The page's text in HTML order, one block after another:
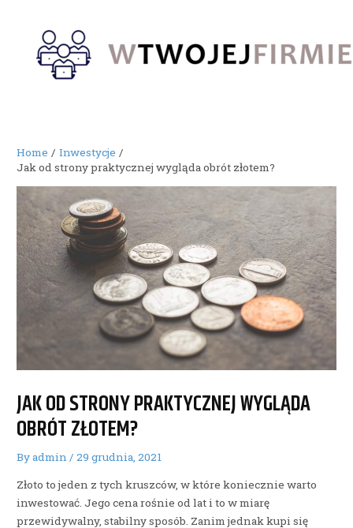
content
Home
Inwestycje
Jak od strony praktycznej wygląda obrót złotem?
JAK OD STRONY PRAKTYCZNEJ WYGLĄDA
OBRÓT ZŁOTEM?
Byadmin/29 grudnia, 2021
Złoto to jeden z tych kruszców, w które koniecznie warto
inwestować. Jego cena rośnie od lat i to w miarę
przewidywalny, stabilny sposób. Zanim jednak kupi się